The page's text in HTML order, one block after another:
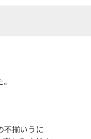
不揃いうに